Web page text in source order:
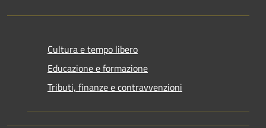
Cultura e tempo libero
Educazione e formazione
Tributi, finanze e contravvenzioni